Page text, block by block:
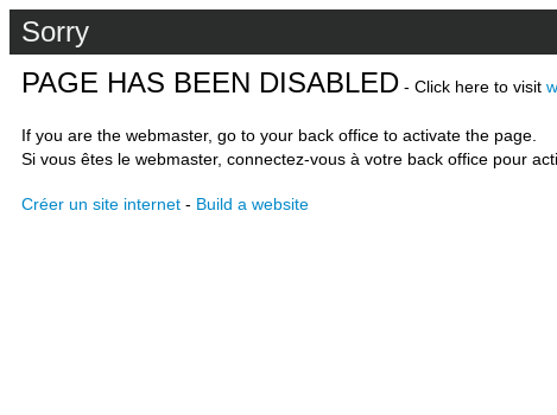
Sorry
PAGE HAS BEEN DISABLED - Click here to visit
If you are the webmaster, go to your back office to activate the page.
Si vous êtes le webmaster, connectez-vous à votre back office pour
Créer un site internet - Build a website